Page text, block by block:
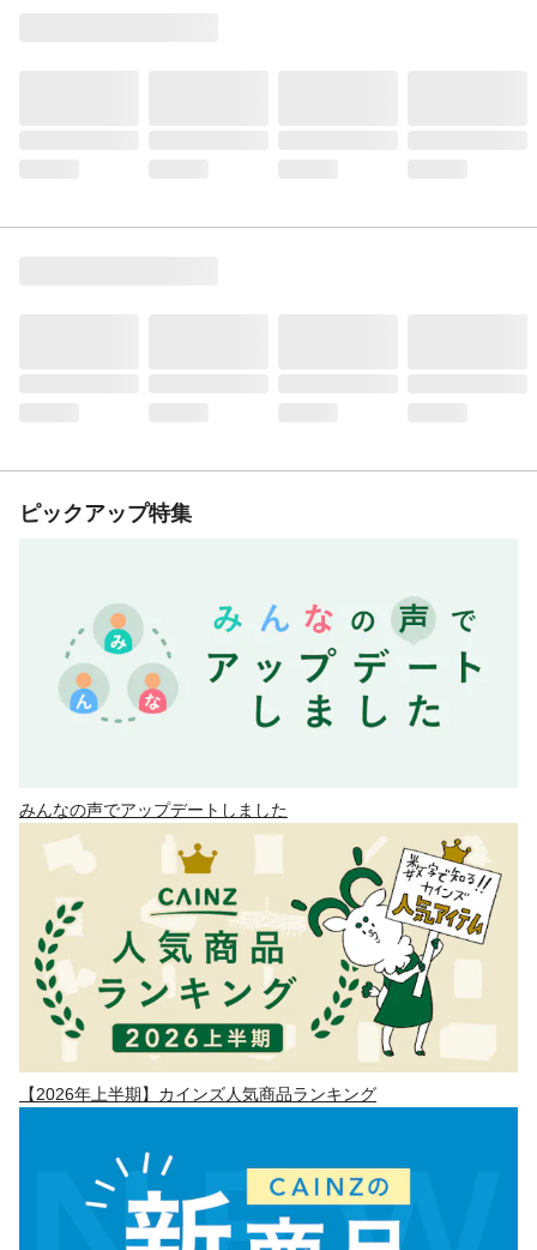
ピックアップ特集
みんなの声でアップデートしました
【2026年上半期】カインズ人気商品ランキング